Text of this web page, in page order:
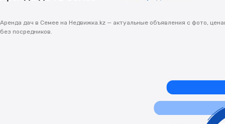
Аренда дач в Семее на Недвижка.kz — актуальные объявления с фото,
без посредников.